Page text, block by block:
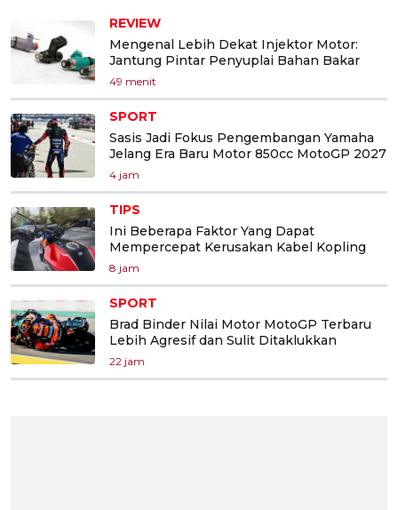
REVIEW
Mengenal Lebih Dekat Injektor Motor:
Jantung Pintar Penyuplai Bahan Bakar
49 menit
SPORT
Sasis Jadi Fokus Pengembangan Yamaha
Jelang Era Baru Motor 850cc MotoGP 2027
4 jam
TIPS
Ini Beberapa Faktor Yang Dapat
Mempercepat Kerusakan Kabel Kopling
8 jam
SPORT
Brad Binder Nilai Motor MotoGP Terbaru
Lebih Agresif dan Sulit Ditaklukkan
22 jam